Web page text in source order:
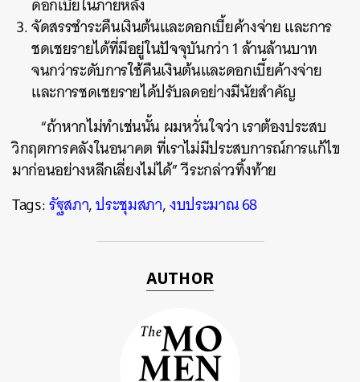
จัดสรรชำระคืนเงินต้นและดอกเบี้ยค้างจ่าย และการ
ชดเชยรายได้ที่มีอยู่ในปัจจุบันกว่า 1 ล้านล้านบาท
จนกว่าระดับการใช้คืนเงินต้นและดอกเบี้ยค้างจ่าย
และการชดเชยรายได้ปรับลดอย่างมีนัยสำคัญ
“ถ้าหากไม่ทำเช่นนั้น ผมหวั่นใจว่า เราต้องประสบ
วิกฤตการคลังในอนาคต ที่เราไม่มีประสบการณ์การแก้ไข
มาก่อนอย่างหลีกเลี่ยงไม่ได้” วีระกล่าวทิ้งท้าย
Tags:รัฐสภา,ประชุมสภา,งบประมาณ 68
AUTHOR